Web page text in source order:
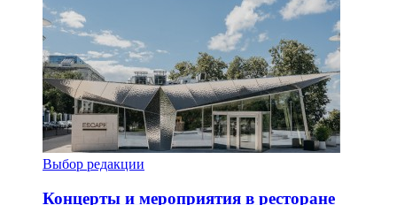
Выбор редакции
Концерты и мероприятия в ресторане